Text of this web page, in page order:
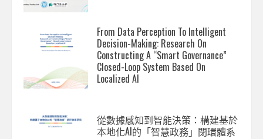
From Data Perception To Intelligent
Decision-Making: Research On
Constructing A “Smart Governance”
Closed-Loop System Based On
Localized AI
從數據感知到智能決策：構建基於
本地化AI的「智慧政務」閉環體系